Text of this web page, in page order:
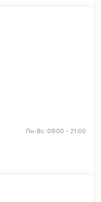
Пн-Вс: 09:00 - 21:00